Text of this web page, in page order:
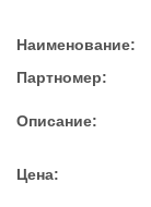
Наименование:
Партномер:
Описание:
Цена: